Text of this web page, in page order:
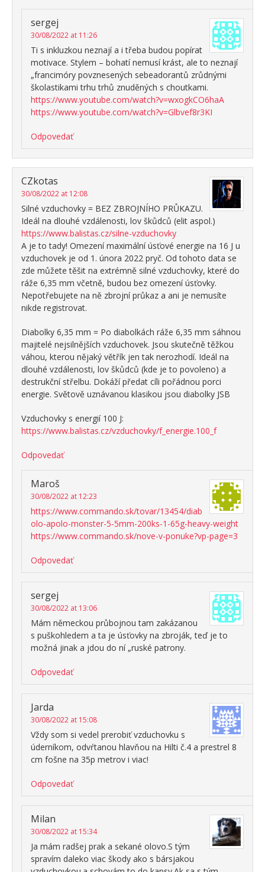
sergej
30/08/2022 at 11:26
Ti s inkluzkou neznají a i třeba budou popírat
motivace. Stylem – bohatí nemusí krást, ale to neznají
„francimóry povznesených sebeadorantů zrůdnými
školastikami trhu trhů znuděných s choutkami.
https://www.youtube.com/watch?v=wxogkCO6haA
https://www.youtube.com/watch?v=Glbvef8r3KI
Odpovedať
CZkotas
30/08/2022 at 12:08
Silné vzduchovky = BEZ ZBROJNÍHO PRŮKAZU.
Ideál na dlouhé vzdálenosti, lov škůdců (elit aspol.)
https://www.balistas.cz/silne-vzduchovky
A je to tady! Omezení maximální úsťové energie na 16 J u
vzduchovek je od 1. února 2022 pryč. Od tohoto data se
zde můžete těšit na extrémně silné vzduchovky, které do
ráže 6,35 mm včetně, budou bez omezení úsťovky.
Nepotřebujete na ně zbrojní průkaz a ani je nemusíte
nikde registrovat.
Diabolky 6,35 mm = Po diabolkách ráže 6,35 mm sáhnou
majitelé nejsilnějších vzduchovek. Jsou skutečně těžkou
váhou, kterou nějaký větřík jen tak nerozhodí. Ideál na
dlouhé vzdálenosti, lov škůdců (kde je to povoleno) a
destrukční střelbu. Dokáží předat cíli pořádnou porci
energie. Světově uznávanou klasikou jsou diabolky JSB
Vzduchovky s energií 100 J:
https://www.balistas.cz/vzduchovky/f_energie.100_f
Odpovedať
Maroš
30/08/2022 at 12:23
https://www.commando.sk/tovar/13454/diab
olo-apolo-monster-5-5mm-200ks-1-65g-heavy-weight
https://www.commando.sk/nove-v-ponuke?vp-page=3
Odpovedať
sergej
30/08/2022 at 13:06
Mám německou průbojnou tam zakázanou
s puškohledem a ta je úsťovky na zbroják, teď je to
možná jinak a jdou do ní „ruské patrony.
Odpovedať
Jarda
30/08/2022 at 15:08
Vždy som si vedel prerobiť vzduchovku s
úderníkom, odvŕtanou hlavňou na Hilti č.4 a prestrel 8
cm fošne na 35p metrov i viac!
Odpovedať
Milan
30/08/2022 at 15:34
Ja mám radšej prak a sekané olovo.S tým
spravím daleko viac škody ako s bársjakou